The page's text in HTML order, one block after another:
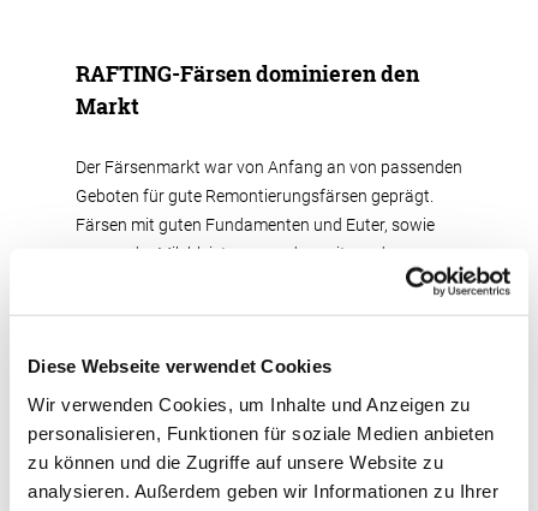
Diese Webseite verwendet Cookies
Wir verwenden Cookies, um Inhalte und Anzeigen zu
personalisieren, Funktionen für soziale Medien anbieten
zu können und die Zugriffe auf unsere Website zu
analysieren. Außerdem geben wir Informationen zu Ihrer
RAFTING-Färsen dominieren den
Markt
Der Färsenmarkt war von Anfang an von passenden
Geboten für gute Remontierungsfärsen geprägt.
Färsen mit guten Fundamenten und Euter, sowie
passender Milchleistung wurden seitens der
Bieterschaft mit zügigen Geboten bedacht. Vor
allem diese Tatsache führte zu einem fast
ein höchst zufriedenstellender Durchschnittspreis
von 2.175 €, bei einer Spanne von 1.000 € und 3.100
€ erzielt. Alles in allem dürften die Marktbeschicker
zufrieden die Heimreise angetreten haben.